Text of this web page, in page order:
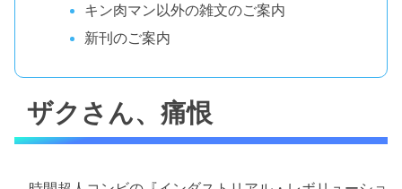
キン肉マン以外の雑文のご案内
新刊のご案内
ザクさん、痛恨